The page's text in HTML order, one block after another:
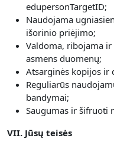
edupersonTargetID;
Naudojama
išorinio priėjimo;
Valdoma, ribojama
asmens duomenų;
Atsarginės kopijos ir
Reguliarūs
bandymai;
Saugumas ir šifruoti
VII. Jūsų teisės